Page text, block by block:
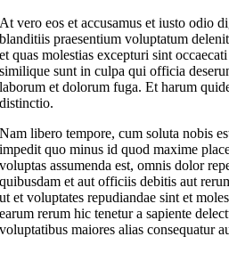
At vero eos et accusamus et iusto odio
blanditiis praesentium voluptatum
et quas molestias excepturi sint
similique sunt in culpa qui officia
laborum et dolorum fuga. Et harum
distinctio.
Nam libero tempore, cum soluta nobis
impedit quo minus id quod maxime
voluptas assumenda est, omnis dolor
quibusdam et aut officiis debitis aut
ut et voluptates repudiandae sint et
earum rerum hic tenetur a sapiente
voluptatibus maiores alias consequatur